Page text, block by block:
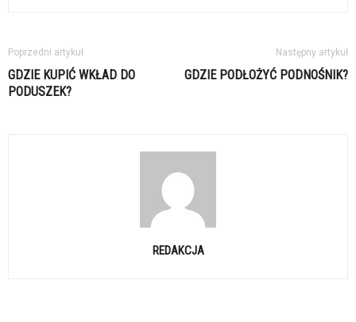
Poprzedni artykuł
GDZIE KUPIĆ WKŁAD DO
PODUSZEK?
Następny artykuł
GDZIE PODŁOŻYĆ PODNOŚNIK?
REDAKCJA